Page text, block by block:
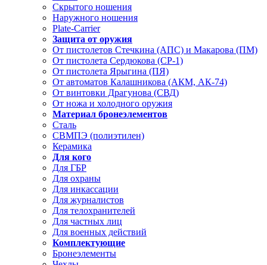
Скрытого ношения
Наружного ношения
Plate-Carrier
Защита от оружия
От пистолетов Стечкина (АПС) и Макарова (ПМ)
От пистолета Сердюкова (СР-1)
От пистолета Ярыгина (ПЯ)
От автоматов Калашникова (АКМ, АК-74)
От винтовки Драгунова (СВД)
От ножа и холодного оружия
Материал бронеэлементов
Сталь
СВМПЭ (полиэтилен)
Керамика
Для кого
Для ГБР
Для охраны
Для инкассации
Для журналистов
Для телохранителей
Для частных лиц
Для военных действий
Комплектующие
Бронеэлементы